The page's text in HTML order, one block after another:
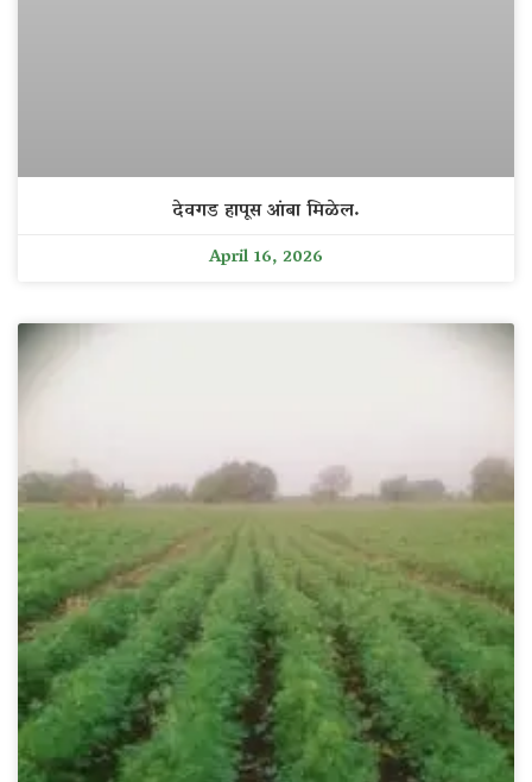
देवगड हापूस आंबा मिळेल.
April 16, 2026